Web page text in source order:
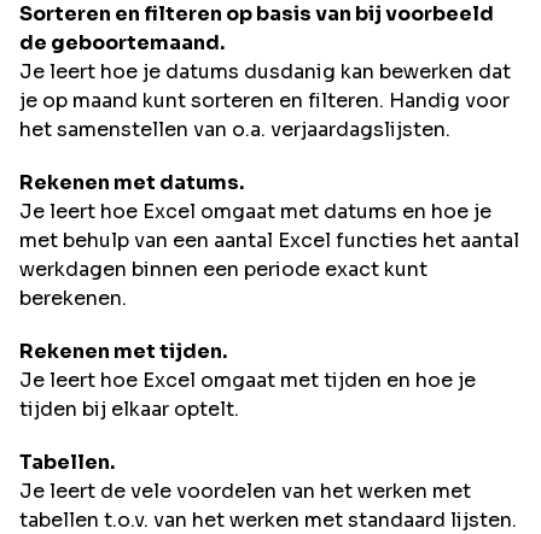
Sorteren en filteren op basis van bij voorbeeld
de geboortemaand.
Je leert hoe je datums dusdanig kan bewerken dat
je op maand kunt sorteren en filteren. Handig voor
het samenstellen van o.a. verjaardagslijsten.
Rekenen met datums.
Je leert hoe Excel omgaat met datums en hoe je
met behulp van een aantal Excel functies het aantal
werkdagen binnen een periode exact kunt
berekenen.
Rekenen met tijden.
Je leert hoe Excel omgaat met tijden en hoe je
tijden bij elkaar optelt.
Tabellen.
Je leert de vele voordelen van het werken met
tabellen t.o.v. van het werken met standaard lijsten.